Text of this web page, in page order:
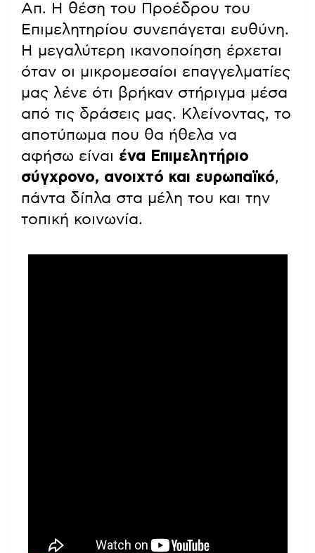
Απ. Η θέση του Προέδρου του
Επιμελητηρίου συνεπάγεται ευθύνη.
Η μεγαλύτερη ικανοποίηση έρχεται
όταν οι μικρομεσαίοι επαγγελματίες
μας λένε ότι βρήκαν στήριγμα μέσα
από τις δράσεις μας. Κλείνοντας, το
αποτύπωμα που θα ήθελα να
αφήσω είναι ένα Επιμελητήριο
σύγχρονο, ανοιχτό και ευρωπαϊκό,
πάντα δίπλα στα μέλη του και την
τοπική κοινωνία.